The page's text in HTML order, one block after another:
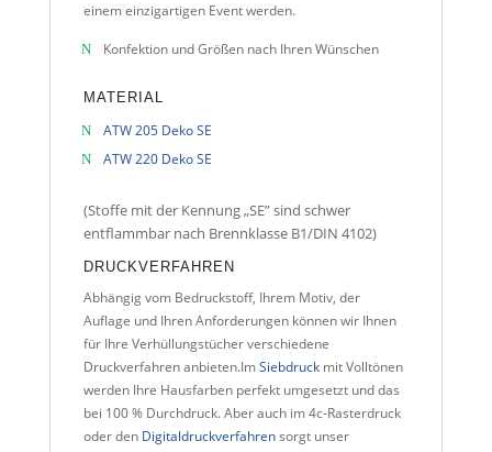
einem einzigartigen Event werden.
Konfektion und Größen nach Ihren Wünschen
MATERIAL
ATW 205 Deko SE
ATW 220 Deko SE
(Stoffe mit der Kennung „SE” sind schwer
entflammbar nach Brennklasse B1/DIN 4102)
DRUCKVERFAHREN
Abhängig vom Bedruckstoff, Ihrem Motiv, der
Auflage und Ihren Anforderungen können wir Ihnen
für Ihre Verhüllungstücher verschiedene
Druckverfahren anbieten.ImSiebdruckmit Volltönen
werden Ihre Hausfarben perfekt umgesetzt und das
bei 100 % Durchdruck. Aber auch im 4c-Rasterdruck
oder den Digitaldruckverfahrensorgt unser